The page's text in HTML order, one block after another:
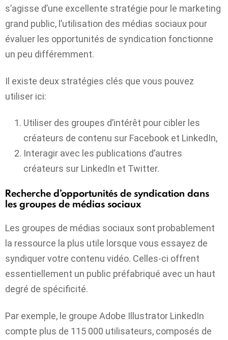
s’agisse d’une excellente stratégie pour le marketing
grand public, l’utilisation des médias sociaux pour
évaluer les opportunités de syndication fonctionne
un peu différemment.
Il existe deux stratégies clés que vous pouvez
utiliser ici:
Utiliser des groupes d’intérêt pour cibler les
créateurs de contenu sur Facebook et LinkedIn,
Interagir avec les publications d’autres
créateurs sur LinkedIn et Twitter.
Recherche d’opportunités de syndication dans
les groupes de médias sociaux
Les groupes de médias sociaux sont probablement
la ressource la plus utile lorsque vous essayez de
syndiquer votre contenu vidéo. Celles-ci offrent
essentiellement un public préfabriqué avec un haut
degré de spécificité.
Par exemple, le groupe Adobe Illustrator LinkedIn
compte plus de 115 000 utilisateurs, composés de